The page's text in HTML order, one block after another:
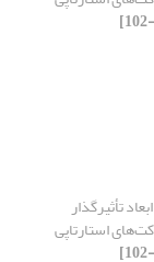
تأثیرگذار
استارتاپی